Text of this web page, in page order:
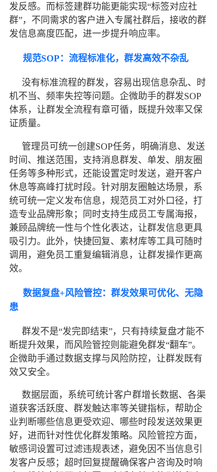
发反感。而标签建群功能更能实现“标签对应社
群”，不同需求的客户进入专属社群后，接收的群
发信息高度匹配，进一步提升响应率。
规范SOP：流程标准化，群发高效不杂乱
没有标准流程的群发，容易出现信息杂乱、时
机不当、频率失控等问题。企微助手的群发SOP
体系，让群发全流程有章可循，既提升效率又保
证质量。
管理员可统一创建SOP任务，明确消息、发送
时间、推送范围，支持消息群发、单发、朋友圈
任务等多种形式，还能设置定时发送，避开客户
休息等高峰打扰时段。针对朋友圈触达场景，系
统可统一定义发布信息，规范员工对外口径，打
造专业品牌形象；同时支持生成员工专属海报，
兼顾品牌统一性与个性化表达，让群发信息更具
吸引力。此外，快捷回复、素材库等工具可随时
调用，避免员工重复编辑消息，让群发操作更高
效。
数据复盘+风险管控：群发效果可优化、无隐
患
群发不是“发完即结束”，只有持续复盘才能不
断提升效果，而风险管控则能避免群发“翻车”。
企微助手通过数据支撑与风险防控，让群发既有
效又安全。
数据层面，系统可统计客户群增长数据、各渠
道获客活跃度、群发触达率等关键指标，帮助企
业判断哪些信息更受欢迎、哪些时段发送效果更
好，进而针对性优化群发策略。风险管控方面，
敏感词设置可过滤违规表述，避免因不当信息引
发客户反感；超时回复提醒确保客户咨询及时响